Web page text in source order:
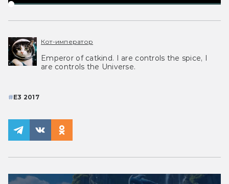
Кот-император
Emperor of catkind. I are controls the spice, I
are controls the Universe.
#E3 2017